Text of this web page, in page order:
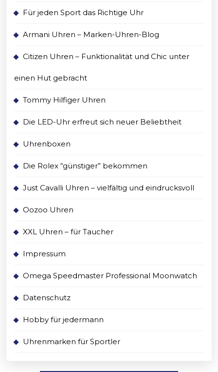
Für jeden Sport das Richtige Uhr
Armani Uhren – Marken-Uhren-Blog
Citizen Uhren – Funktionalität und Chic unter
einen Hut gebracht
Tommy Hilfiger Uhren
Die LED-Uhr erfreut sich neuer Beliebtheit
Uhrenboxen
Die Rolex “günstiger” bekommen
Just Cavalli Uhren – vielfältig und eindrucksvoll
Oozoo Uhren
XXL Uhren – für Taucher
Impressum
Omega Speedmaster Professional Moonwatch
Datenschutz
Hobby für jedermann
Uhrenmarken für Sportler